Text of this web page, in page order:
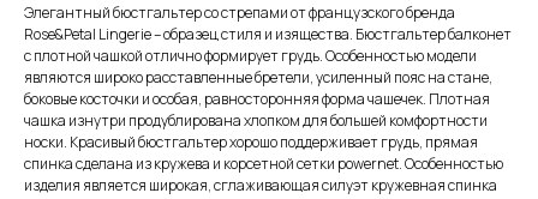
Элегантный бюстгальтер со стрепами от французского бренда
Rose&Petal Lingerie – образец стиля и изящества. Бюстгальтер балконет
с плотной чашкой отлично формирует грудь. Особенностью модели
являются широко расставленные бретели, усиленный пояс на стане,
боковые косточки и особая, равносторонняя форма чашечек. Плотная
чашка изнутри продублирована хлопком для большей комфортности
носки. Красивый бюстгальтер хорошо поддерживает грудь, прямая
спинка сделана из кружева и корсетной сетки powernet. Особенностью
изделия является широкая, сглаживающая силуэт кружевная спинка